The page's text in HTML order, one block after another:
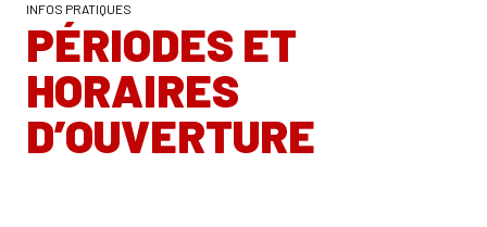
INFOS PRATIQUES
PÉRIODES ET
HORAIRES
D’OUVERTURE